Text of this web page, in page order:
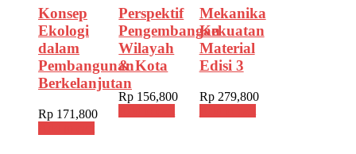
Konsep
Ekologi
dalam
Pembangunan
Berkelanjutan
Rp 171,800
Perspektif
Pengembangan
Wilayah
& Kota
Rp 156,800
Mekanika
Kekuatan
Material
Edisi 3
Rp279,800